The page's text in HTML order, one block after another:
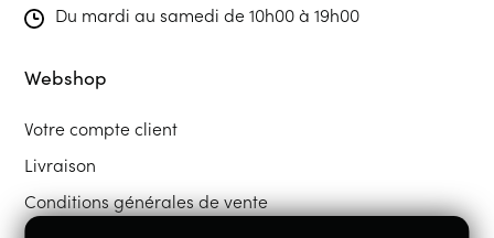
Du mardi au samedi de 10h00 à 19h00
Webshop
Votre compte client
Livraison
Conditions générales de vente